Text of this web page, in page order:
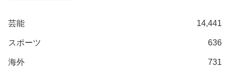
芸能 14,441
スポーツ 636
海外 731